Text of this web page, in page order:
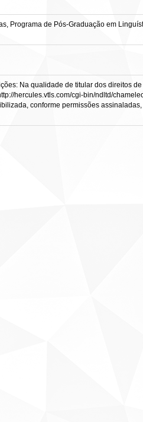
Programa de Pós-Graduação em
Na qualidade de titular dos direitos
hercules.vtls.com/cgi-bin/ndltd/
conforme permissões